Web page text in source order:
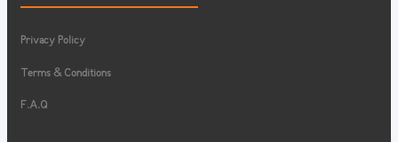
Privacy Policy
Terms & Conditions
F.A.Q